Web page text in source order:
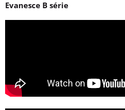
Evanesce B série